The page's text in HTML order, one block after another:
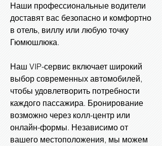
Наши профессиональные водители
доставят вас безопасно и комфортно
в отель, виллу или любую точку
Гюмюшлюка.
Наш VIP-сервис включает широкий
выбор современных автомобилей,
чтобы удовлетворить потребности
каждого пассажира. Бронирование
возможно через колл-центр или
онлайн-формы. Независимо от
вашего местоположения, мы можем